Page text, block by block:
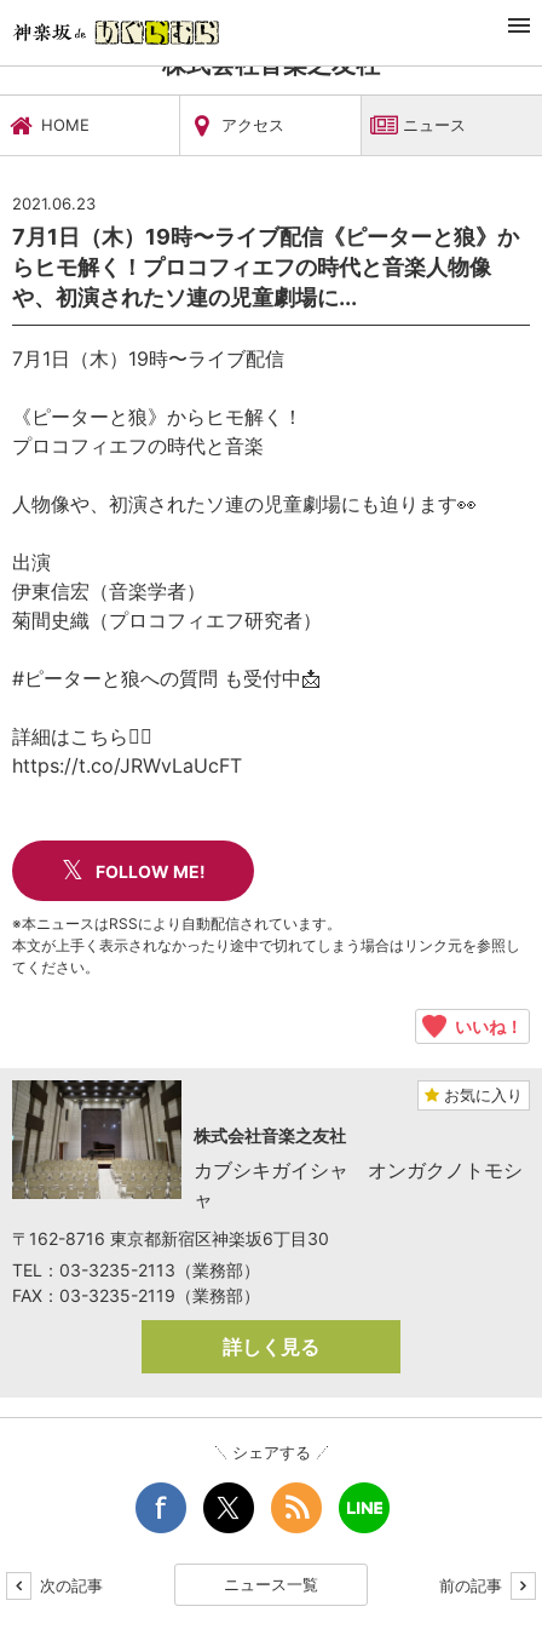
文化施設・ギャラリー
株式会社音楽之友社
HOME アクセス ニュース
2021.06.23
7月1日（木）19時〜ライブ配信《ピーターと狼》か
らヒモ解く！プロコフィエフの時代と音楽人物像
や、初演されたソ連の児童劇場に...
7月1日（木）19時〜ライブ配信
《ピーターと狼》からヒモ解く！
プロコフィエフの時代と音楽
人物像や、初演されたソ連の児童劇場にも迫ります👀
出演
伊東信宏（音楽学者）
菊間史織（プロコフィエフ研究者）
#ピーターと狼への質問 も受付中📩
詳細はこちら👇🏻
https://t.co/JRWvLaUcFT
FOLLOW ME!
※本ニュースはRSSにより自動配信されています。
本文が上手く表示されなかったり途中で切れてしまう場合はリンク元を参照し
てください。
いいね！
お気に入り
株式会社音楽之友社
カブシキガイシャ オンガクノトモシ
ャ
〒162-8716 東京都新宿区神楽坂6丁目30
TEL：03-3235-2113（業務部）
FAX：03-3235-2119（業務部）
詳しく見る
シェアする
次の記事 ニュース一覧 前の記事